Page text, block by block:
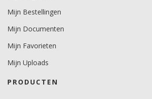
minimaal 12 graden voor vlakke ondergronden.
minimaal 18 graden voor gebogen ondergronden.
Temperatuurbereik (°C)
10 -30 graden.
Mijn Bestellingen
Mijn Documenten
Mijn Favorieten
Mijn Uploads
PRODUCTEN